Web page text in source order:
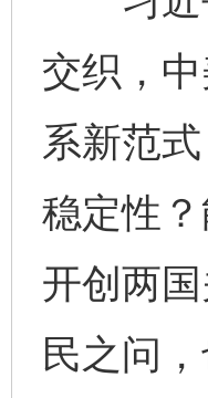
交织，
系新范
稳定性
开创两
民之问